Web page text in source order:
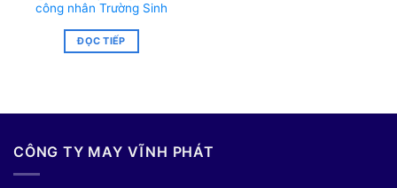
công nhân Trường Sinh
ĐỌC TIẾP
CÔNG TY MAY VĨNH PHÁT